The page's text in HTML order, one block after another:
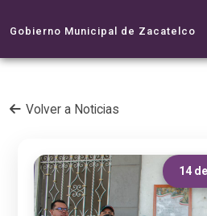
Gobierno Municipal de Zacatelco
Volver a Noticias
14